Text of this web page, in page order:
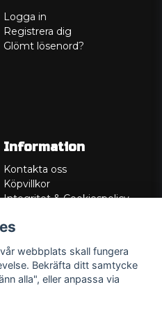
Logga in
Registrera dig
Glömt lösenord?
Information
Kontakta oss
Köpvillkor
Integritet & Cookiespolicy
Service/Garanti
Lådritning
Om oss
webbplats skall fungera
Bekräfta ditt samtycke
alla", eller anpassa via